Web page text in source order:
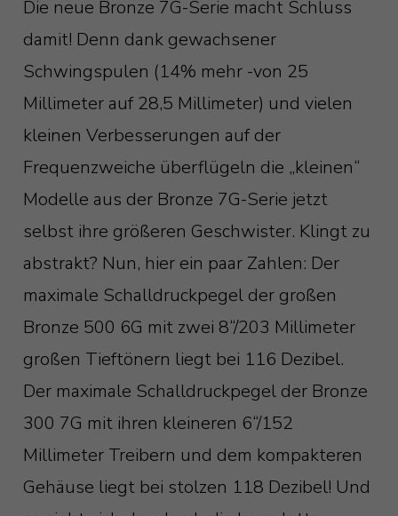
Die neue Bronze 7G-Serie macht Schluss
damit! Denn dank gewachsener
Schwingspulen (14% mehr -von 25
Millimeter auf 28,5 Millimeter) und vielen
kleinen Verbesserungen auf der
Frequenzweiche überflügeln die „kleinen“
Modelle aus der Bronze 7G-Serie jetzt
selbst ihre größeren Geschwister. Klingt zu
abstrakt? Nun, hier ein paar Zahlen: Der
maximale Schalldruckpegel der großen
Bronze 500 6G mit zwei 8“/203 Millimeter
großen Tieftönern liegt bei 116 Dezibel.
Der maximale Schalldruckpegel der Bronze
300 7G mit ihren kleineren 6“/152
Millimeter Treibern und dem kompakteren
Gehäuse liegt bei stolzen 118 Dezibel! Und